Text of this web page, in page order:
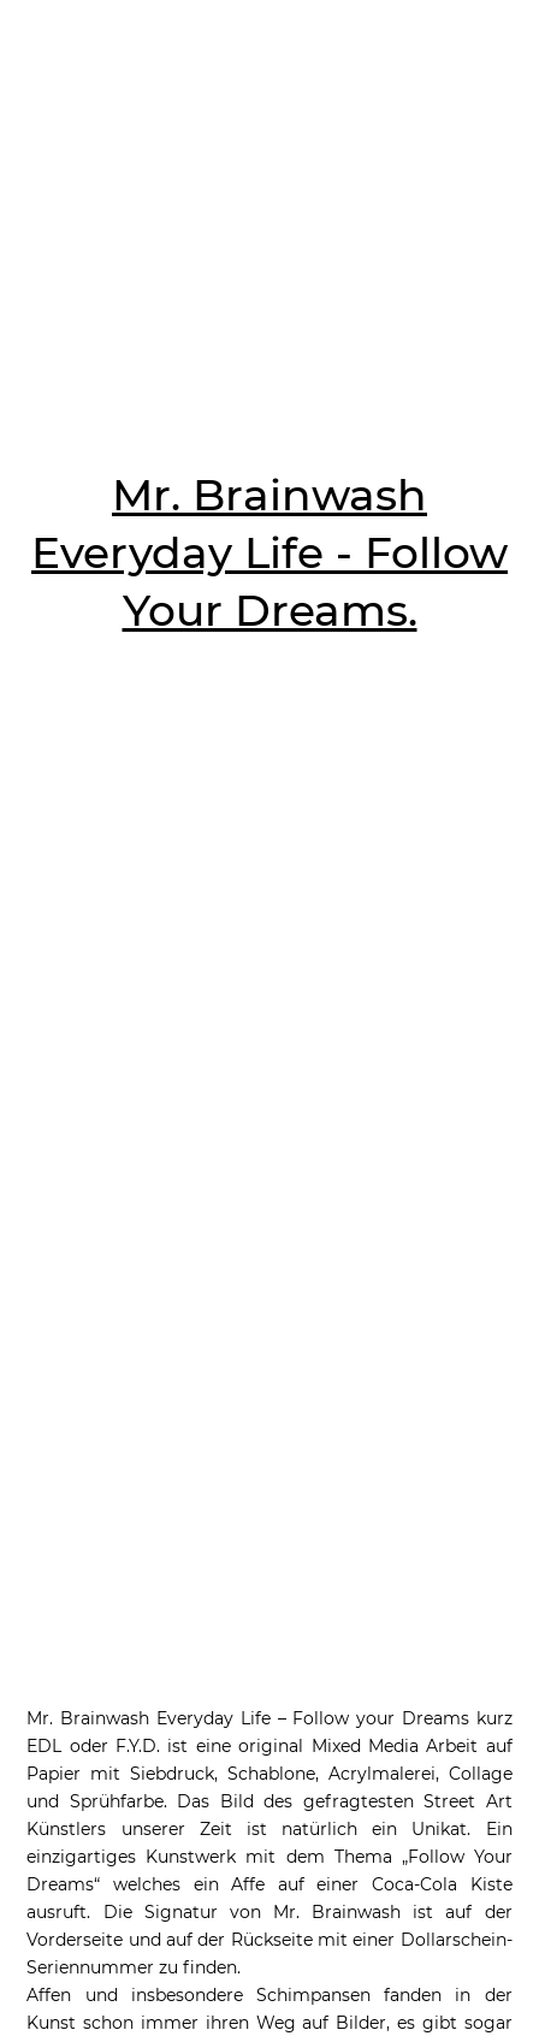
Mr. Brainwash
Everyday Life - Follow
Your Dreams.
Mr. Brainwash Everyday Life – Follow your Dreams kurz
EDL oder F.Y.D. ist eine original Mixed Media Arbeit auf
Papier mit Siebdruck, Schablone, Acrylmalerei, Collage
und Sprühfarbe. Das Bild des gefragtesten Street Art
Künstlers unserer Zeit ist natürlich ein Unikat. Ein
einzigartiges Kunstwerk mit dem Thema „Follow Your
Dreams“ welches ein Affe auf einer Coca-Cola Kiste
ausruft. Die Signatur von Mr. Brainwash ist auf der
Vorderseite und auf der Rückseite mit einer Dollarschein-
Seriennummer zu finden.
Affen und insbesondere Schimpansen fanden in der
Kunst schon immer ihren Weg auf Bilder, es gibt sogar